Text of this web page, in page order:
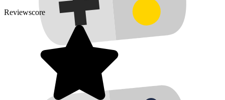
Reviewscore